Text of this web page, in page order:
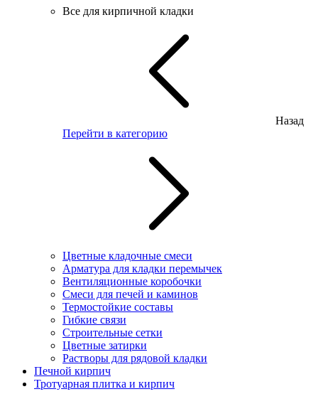
Все для кирпичной кладки
Назад
Перейти в категорию
Цветные кладочные смеси
Арматура для кладки перемычек
Вентиляционные коробочки
Смеси для печей и каминов
Термостойкие составы
Гибкие связи
Строительные сетки
Цветные затирки
Растворы для рядовой кладки
Печной кирпич
Тротуарная плитка и кирпич